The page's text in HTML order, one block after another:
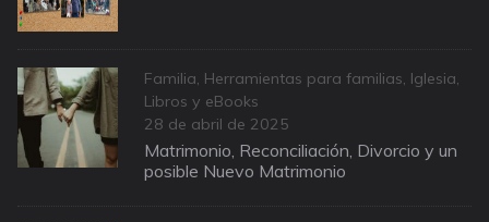
Categories
Familia, Herramientas para familias, Iglesia,
Libros y eBooks
Posted
on
28 de abril de 2025
Matrimonio, Reconciliación, Divorcio y un
posible Nuevo Matrimonio